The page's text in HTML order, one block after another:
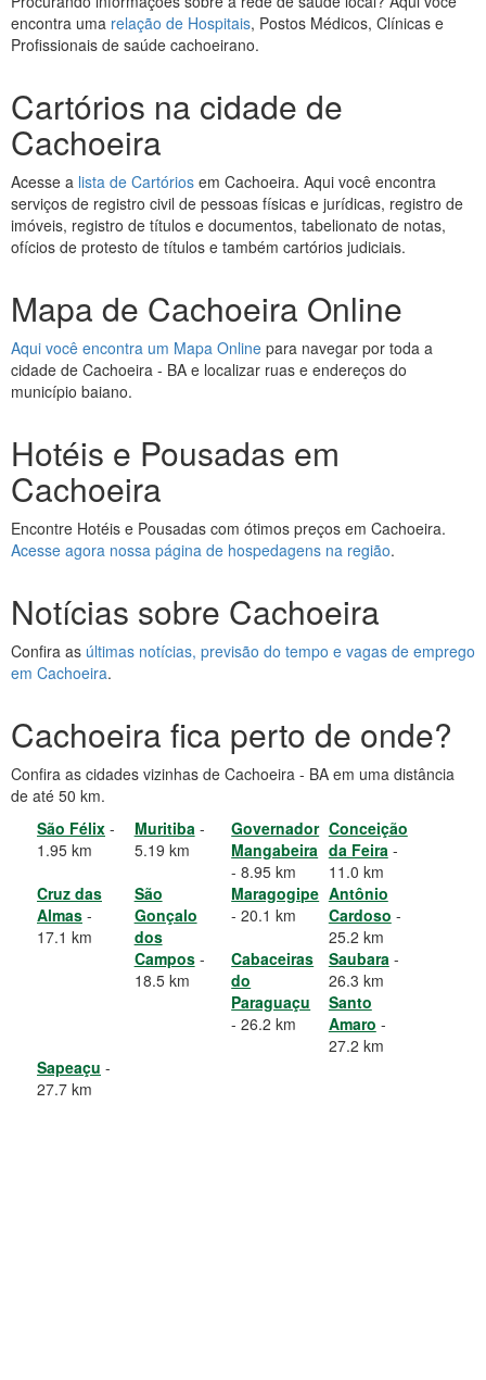
encontra uma relação de Hospitais, Postos Médicos, Clínicas e
Profissionais de saúde cachoeirano.
Cartórios na cidade de
Cachoeira
Acesse a lista de Cartórios em Cachoeira. Aqui você encontra
serviços de registro civil de pessoas físicas e jurídicas, registro de
imóveis, registro de títulos e documentos, tabelionato de notas,
ofícios de protesto de títulos e também cartórios judiciais.
Mapa de Cachoeira Online
Aqui você encontra um Mapa Online para navegar por toda a
cidade de Cachoeira - BA e localizar ruas e endereços do
município baiano.
Hotéis e Pousadas em
Cachoeira
Encontre Hotéis e Pousadas com ótimos preços em Cachoeira.
Acesse agora nossa página de hospedagens na região.
Notícias sobre Cachoeira
Confira as últimas notícias, previsão do tempo e vagas de emprego
em Cachoeira.
Cachoeira fica perto de onde?
Confira as cidades vizinhas de Cachoeira - BA em uma distância
de até 50 km.
São Félix -
1.95 km
Muritiba-
5.19 km
Governador
Mangabeira
- 8.95 km
Conceição
da Feira-
11.0 km
Cruz das
Almas -
17.1 km
São
Gonçalo
dos
Campos-
18.5 km
Maragogipe
- 20.1 km
Antônio
Cardoso -
25.2 km
Cabaceiras
do
Paraguaçu
- 26.2 km
Saubara-
26.3 km
Santo
Amaro -
27.2 km
Sapeaçu -
27.7 km